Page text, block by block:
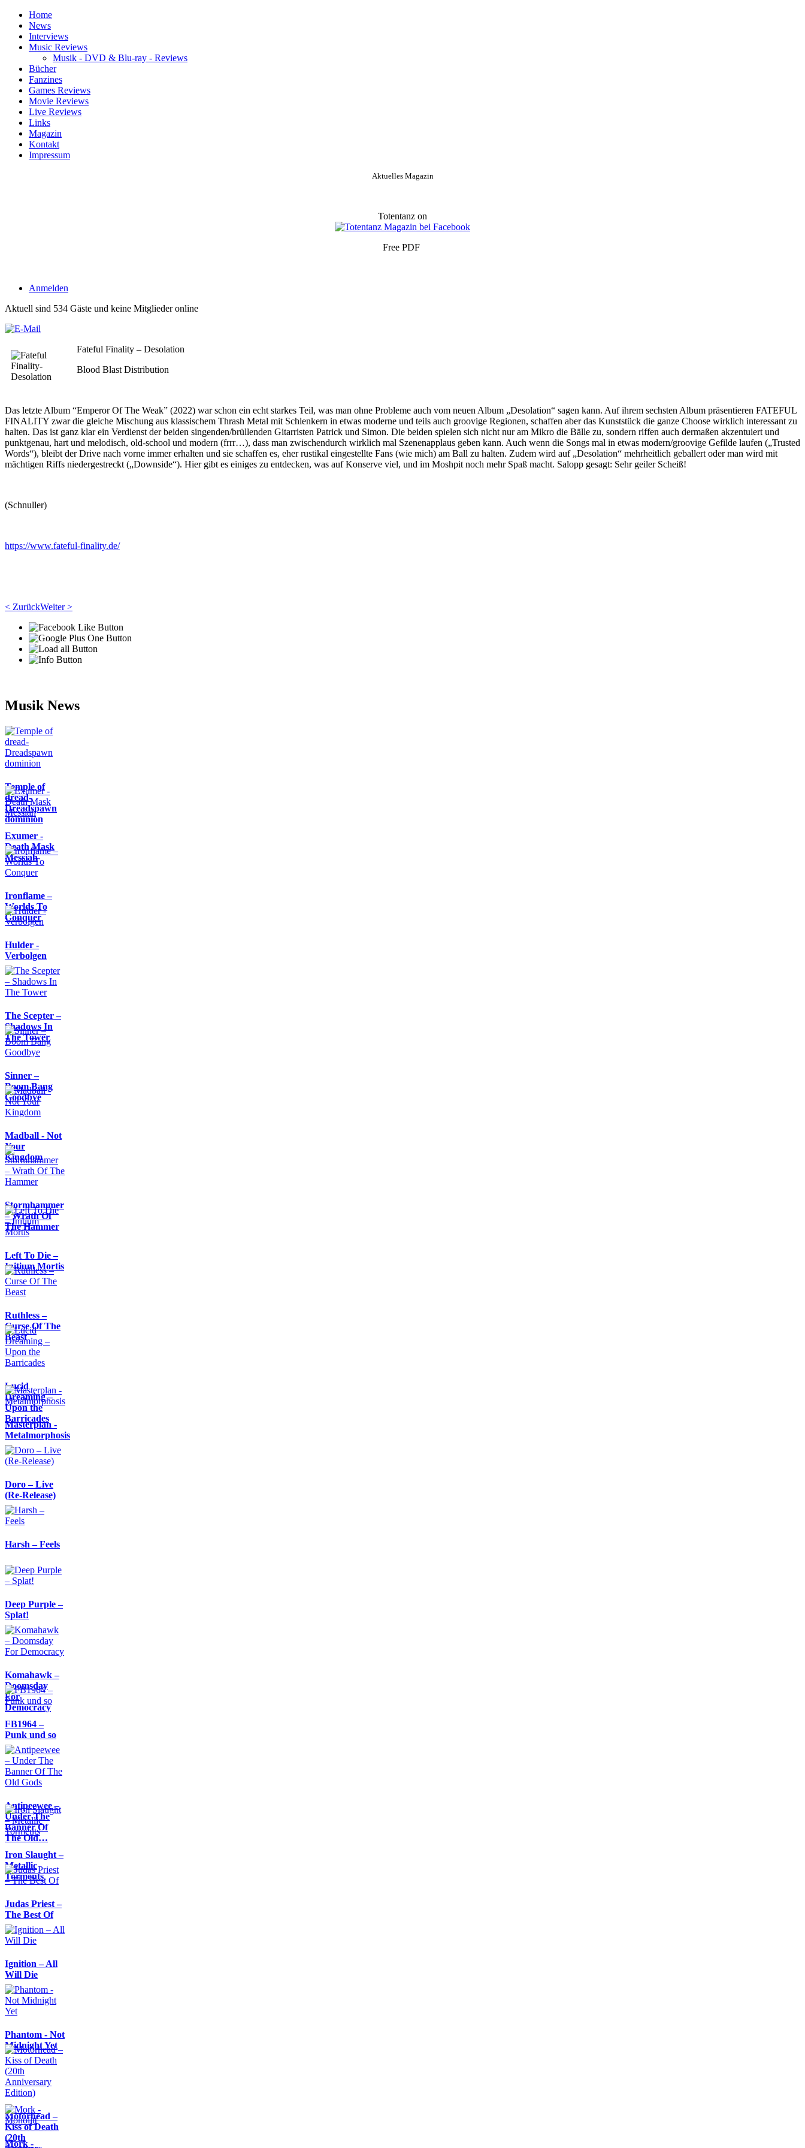
Home
News
Interviews
Music Reviews
Musik - DVD & Blu-ray - Reviews
Bücher
Fanzines
Games Reviews
Movie Reviews
Live Reviews
Links
Magazin
Kontakt
Impressum
Aktuelles Magazin
Totentanz on
Free PDF
Anmelden
Aktuell sind 534 Gäste und keine Mitglieder online
Fateful Finality – Desolation
Blood Blast Distribution
Das letzte Album “Emperor Of The Weak” (2022) war schon ein echt starkes Teil, was man ohne Probleme auch vom neuen Album „Desolation“ sagen kann. Auf ihrem sechsten Album präsentieren FATEFUL
FINALITY zwar die gleiche Mischung aus klassischem Thrash Metal mit Schlenkern in etwas moderne und teils auch groovige Regionen, schaffen aber das Kunststück die ganze Choose wirklich interessant zu
halten. Das ist ganz klar ein Verdienst der beiden singenden/brüllenden Gitarristen Patrick und Simon. Die beiden spielen sich nicht nur am Mikro die Bälle zu, sondern riffen auch dermaßen akzentuiert und
punktgenau, hart und melodisch, old-school und modern (frrr…), dass man zwischendurch wirklich mal Szenenapplaus geben kann. Auch wenn die Songs mal in etwas modern/groovige Gefilde laufen („Trusted
Words“), bleibt der Drive nach vorne immer erhalten und sie schaffen es, eher rustikal eingestellte Fans (wie mich) am Ball zu halten. Zudem wird auf „Desolation“ mehrheitlich geballert oder man wird mit
mächtigen Riffs niedergestreckt („Downside“). Hier gibt es einiges zu entdecken, was auf Konserve viel, und im Moshpit noch mehr Spaß macht. Salopp gesagt: Sehr geiler Scheiß!
(Schnuller)
https://www.fateful-finality.de/
< ZurückWeiter >
Musik News
Temple of
dread-
Dreadspawn
dominion
Exumer -
Death Mask
Messiah
Ironflame –
Worlds To
Conquer
Hulder -
Verbolgen
The Scepter –
Shadows In
The Tower
Sinner –
Boom Bang
Goodbye
Madball - Not
Your
Kingdom
Stormhammer
– Wrath Of
The Hammer
Left To Die –
Initium Mortis
Ruthless –
Curse Of The
Beast
Lucid
Dreaming –
Upon the
Barricades
Masterplan -
Metalmorphosis
Doro – Live
(Re-Release)
Harsh – Feels
Deep Purple –
Splat!
Komahawk –
Doomsday
For
Democracy
FB1964 –
Punk und so
Antipeewee –
Under The
Banner Of
The Old…
Iron Slaught –
Metallic
Torments
Judas Priest –
The Best Of
Ignition – All
Will Die
Phantom - Not
Midnight Yet
Motörhead –
Kiss of Death
(20th
Mork -